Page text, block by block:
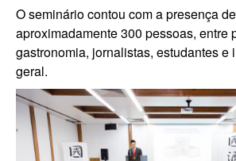
O seminário contou com a presença de
aproximadamente 300 pessoas, entre
gastronomia, jornalistas, estudantes e
geral.